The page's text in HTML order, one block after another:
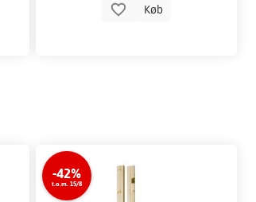
Køb
-42%
t.o.m. 15/8